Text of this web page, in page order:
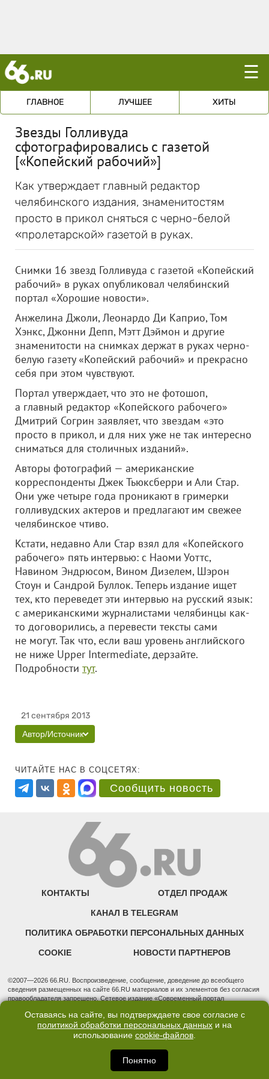
☰
ГЛАВНОЕ ЛУЧШЕЕ ХИТЫ
Звезды Голливуда
сфотографировались с газетой
[«Копейский рабочий»]
Как утверждает главный редактор
челябинского издания, знаменитостям
просто в прикол сняться с черно-белой
«пролетарской» газетой в руках.
Снимки 16 звезд Голливуда с газетой «Копейский
рабочий» в руках опубликовал челябинский
портал «Хорошие новости».
Анжелина Джоли, Леонардо Ди Каприо, Том
Хэнкс, Джонни Депп, Мэтт Дэймон и другие
знаменитости на снимках держат в руках черно-
белую газету «Копейский рабочий» и прекрасно
себя при этом чувствуют.
Портал утверждает, что это не фотошоп,
а главный редактор «Копейского рабочего»
Дмитрий Согрин заявляет, что звездам «это
просто в прикол, и для них уже не так интересно
сниматься для столичных изданий».
Авторы фотографий — американские
корреспонденты Джек Тьюксберри и Али Стар.
Они уже четыре года проникают в гримерки
голливудских актеров и предлагают им свежее
челябинское чтиво.
Кстати, недавно Али Стар взял для «Копейского
рабочего» пять интервью: с Наоми Уоттс,
Навином Эндрюсом, Вином Дизелем, Шэрон
Стоун и Сандрой Буллок. Теперь издание ищет
тех, кто переведет эти интервью на русский язык:
с американскими журналистами челябинцы как-
то договорились, а перевести тексты сами
не могут. Так что, если ваш уровень английского
не ниже Upper Intermediate, дерзайте.
Подробности тут.
21 сентября 2013
Автор/Источник
ЧИТАЙТЕ НАС В СОЦСЕТЯХ:
Сообщить новость
КОНТАКТЫ ОТДЕЛ ПРОДАЖ
КАНАЛ В TELEGRAM
ПОЛИТИКА ОБРАБОТКИ ПЕРСОНАЛЬНЫХ ДАННЫХ
COOKIE НОВОСТИ ПАРТНЕРОВ
©2007—2026 66.RU. Воспроизведение, сообщение, доведение до всеобщего
сведения размещенных на сайте 66.RU материалов и их элементов без согласия
правообладателя запрещено. Сетевое издание «Современный портал
надзору в сфере связи, информационных технологий и массовых коммуникаций
(Роскомнадзор). Регистрационный номер ЭЛ № ФС 77 - 76634 от 02.09.2019
Учредитель: Общество с ограниченной ответственностью "66.ру". Юридический
3, оф. 7015 Фактический адрес редакции и отдела продаж: 620014, Свердловская
обл., г. Екатеринбург, ул. Бориса Ельцина, д. 3, оф. 7015, +7 (343) 288-50-66
info@news.66.ru Главный редактор: Шлыков Дмитрий Владимирович
Оставаясь на сайте, вы подтверждаете свое согласие с
политикой обработки персональных данных и на
использование cookie-файлов.
Понятно